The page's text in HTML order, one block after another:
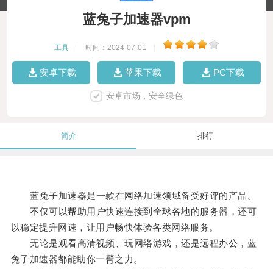
蓝兔子加速器vpm
工具 时间：2024-07-01
安卓下载 苹果下载 PC下载
安卓市场，安全绿色
简介 排行
蓝兔子加速器是一款在网络加速领域备受好评的产品。
不仅可以帮助用户快速连接到全球各地的服务器，还可
以稳定提升网速，让用户畅快体验各类网络服务。
无论是观看高清视频、玩网络游戏，还是远程办公，蓝
兔子加速器都能助你一臂之力。